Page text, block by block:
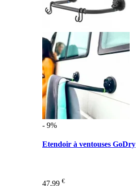
- 9%
Etendoir à ventouses GoDry
47,99 €